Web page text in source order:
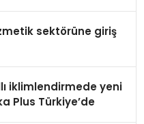
sektörüne giriş
iklimlendirmede yeni
Plus Türkiye’de